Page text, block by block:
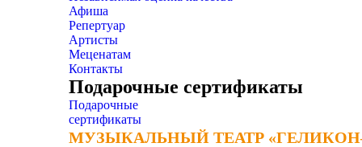
Афиша
Репертуар
Артисты
Меценатам
Контакты
Подарочные сертификаты
Подарочные
сертификаты
МУЗЫКАЛЬНЫЙ ТЕАТР
МУЗЫКАЛЬНЫЙ ТЕАТР